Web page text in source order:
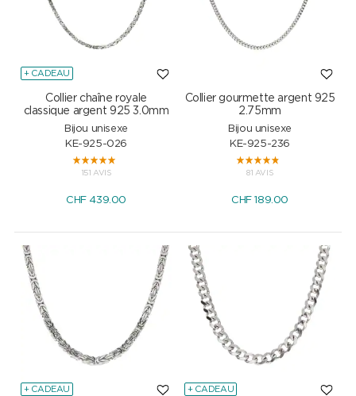
+ CADEAU
Collier chaîne royale
classique argent 925 3.0mm
Bijou unisexe
KE-925-026
151 AVIS
CHF439.00
Collier gourmette argent 925
2.75mm
Bijou unisexe
KE-925-236
81 AVIS
CHF189.00
+ CADEAU + CADEAU